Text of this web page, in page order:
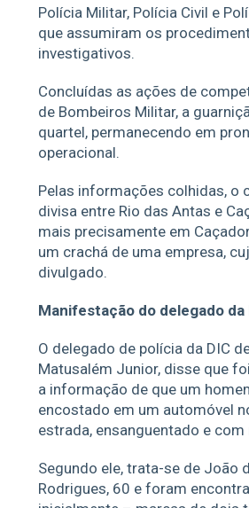
Polícia Militar, Polícia Civil e
que assumiram os
investigativos.
Concluídas as ações de
de Bombeiros Militar, a
quartel, permanecendo em
operacional.
Pelas informações colhidas, o
divisa entre Rio das Antas e
mais precisamente em
um crachá de uma empresa,
divulgado.
Manifestação do delegado da
O delegado de polícia da DIC
Matusalém Junior, disse que
a informação de que um
encostado em um automóvel
estrada, ensanguentado e
Segundo ele, trata-se de João
Rodrigues, 60 e foram